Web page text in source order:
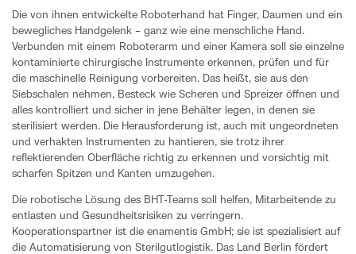
Die von ihnen entwickelte Roboterhand hat Finger, Daumen und ein
bewegliches Handgelenk – ganz wie eine menschliche Hand.
Verbunden mit einem Roboterarm und einer Kamera soll sie einzelne
kontaminierte chirurgische Instrumente erkennen, prüfen und für
die maschinelle Reinigung vorbereiten. Das heißt, sie aus den
Siebschalen nehmen, Besteck wie Scheren und Spreizer öffnen und
alles kontrolliert und sicher in jene Behälter legen, in denen sie
sterilisiert werden. Die Herausforderung ist, auch mit ungeordneten
und verhakten Instrumenten zu hantieren, sie trotz ihrer
reflektierenden Oberfläche richtig zu erkennen und vorsichtig mit
scharfen Spitzen und Kanten umzugehen.
Die robotische Lösung des BHT-Teams soll helfen, Mitarbeitende zu
entlasten und Gesundheitsrisiken zu verringern.
Kooperationspartner ist die enamentis GmbH; sie ist spezialisiert auf
die Automatisierung von Sterilgutlogistik. Das Land Berlin fördert